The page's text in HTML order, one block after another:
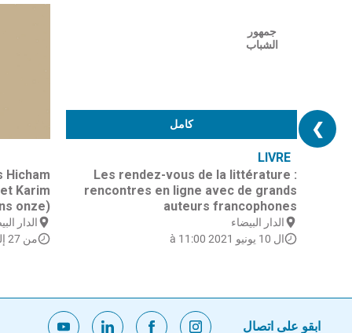
Hicham
Karim
onze)
الدار
من 27 إلى 29 يوليوز 2021
كامل
جمهور
الشباب
LIVRE
Les rendez-vous de la littérature :
rencontres en ligne avec de grands
auteurs francophones
الدار البيضاء
ال 10 يونيو 2021 à 11:00
❯
ابقو على اتصال